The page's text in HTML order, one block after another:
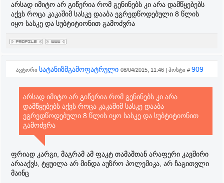
არსად იმიტო არ გიწერია რომ გენინებს კი არა დამწყებებს
აქვს როცა კაკაშიმ სასკე დააბა ეგრედწოდებული 8 წლის
იყო სასკე და სუბტიტიონით გამოძვრა
ავტორი სატანიზმგამოფატრული 08/04/2015, 11:46 | პოსტი # 909
არსად იმიტო არ გიწერია რომ გენინებს კი არა
დამწყებებს აქვს როცა კაკაშიმ სასკე დააბა
ეგრედწოდებული 8 წლის იყო სასკე და სუბტიტიონით
გამოძვრა
ფრიად კარგი, მაგრამ ამ ფაკტ თამაშთან არაფერი კავშირი
არააქვს, ტყუილა არ მინდა აუზრო პოლემიკა, არ ჩაგითვლი
მაინც